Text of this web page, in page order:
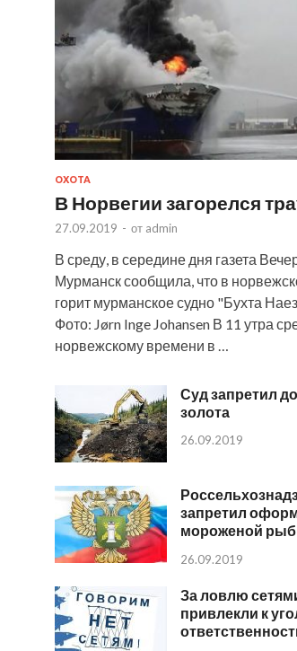
ОХОТА
В Норвегии загорелся
27.09.2019 - от admin
В среду, в середине дня газета
Мурманск сообщила, что в
горит мурманское судно "Бухта
Фото: Jørn Inge Johansen В 11 утра
норвежскому времени в …
Суд запретил
золота
26.09.2019
запретил
мороженой
26.09.2019
За ловлю
привлекли к